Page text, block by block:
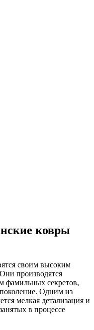
ковры
своим высоким
производятся
фамильных секретов,
Одним из
мелкая детализация и
в процессе